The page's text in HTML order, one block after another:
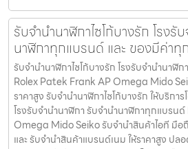
รับจำนำนาฬิกาไซโก้บางรัก โรงรั
นาฬิกาทุกแบรนด์ และ ของมีค่าทุ
รับจำนำนาฬิกาไซโก้บางรัก โรงรับจำนำนาฬิ
Rolex Patek Frank AP Omega Mido
ราคาสูง รับจำนำนาฬิกาไซโก้บางรัก ให้บริกา
โรงรับจำนำนาฬิกา รับจำนำนาฬิกาทุกแบรน
Omega Mido Seiko รับจำนำสินค้าไอที มือ
และ รับจำนำสินค้าแบรนด์เนม ให้ราคาสูง ปล